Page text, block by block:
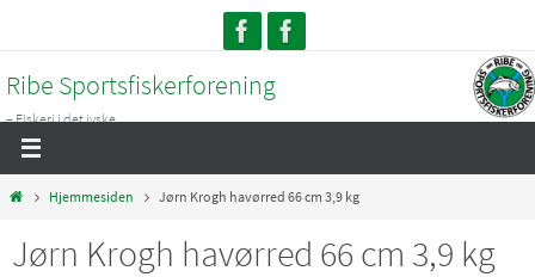
content
Ribe Sportsfiskerforening
– Fiskeri i det jyske...
HomeHjemmesiden Jørn Krogh havørred 66 cm 3,9 kg
Jørn Krogh havørred 66 cm 3,9 kg